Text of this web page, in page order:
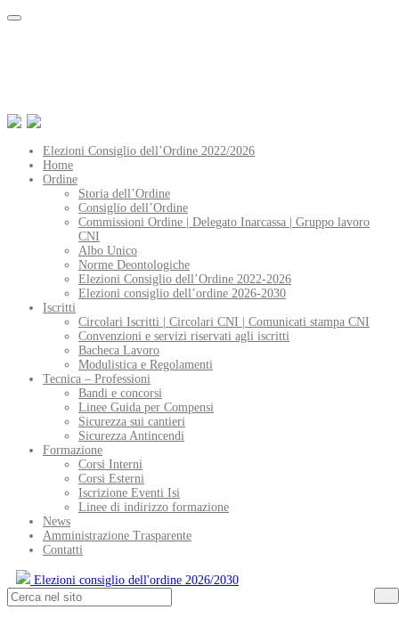
Elezioni Consiglio dell’Ordine 2022/2026
Home
Ordine
Storia dell’Ordine
Consiglio dell’Ordine
Commissioni Ordine | Delegato Inarcassa | Gruppo lavoro
CNI
Albo Unico
Norme Deontologiche
Elezioni Consiglio dell’Ordine 2022-2026
Elezioni consiglio dell’ordine 2026-2030
Iscritti
Circolari Iscritti | Circolari CNI | Comunicati stampa CNI
Convenzioni e servizi riservati agli iscritti
Bacheca Lavoro
Modulistica e Regolamenti
Tecnica – Professioni
Bandi e concorsi
Linee Guida per Compensi
Sicurezza sui cantieri
Sicurezza Antincendi
Formazione
Corsi Interni
Corsi Esterni
Iscrizione Eventi Isi
Linee di indirizzo formazione
News
Amministrazione Trasparente
Contatti
Elezioni consiglio dell'ordine 2026/2030